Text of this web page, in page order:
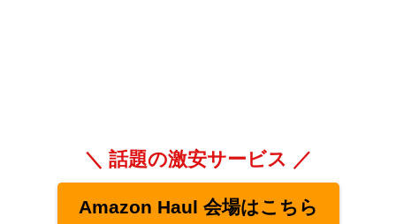
＼ 話題の激安サービス ／
Amazon Haul 会場はこちら